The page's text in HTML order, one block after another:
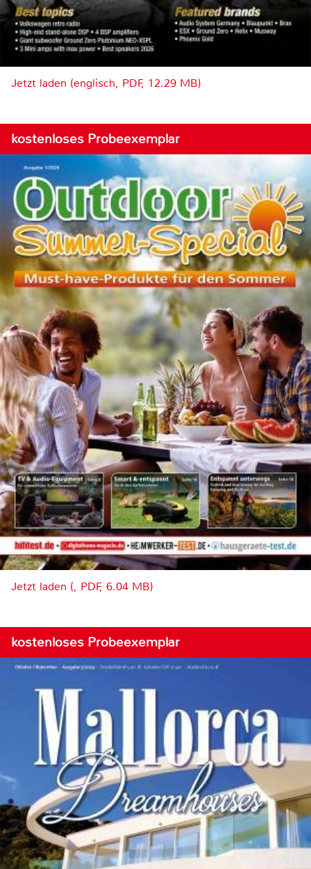
Jetzt laden (englisch, PDF, 12.29 MB)
kostenloses Probeexemplar
Jetzt laden (, PDF, 6.04 MB)
kostenloses Probeexemplar